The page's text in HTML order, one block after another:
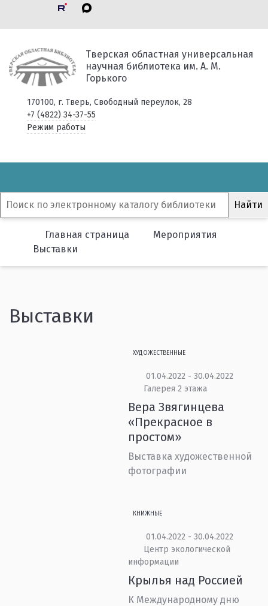
Тверская областная универсальная
научная библиотека им. А. М.
Горького
170100, г. Тверь, Свободный переулок, 28
+7 (4822) 34-37-55
Режим работы
Главная страница
Мероприятия
Выставки
Выставки
ХУДОЖЕСТВЕННЫЕ
01.04.2022 - 30.04.2022
Галерея 2 этажа
Вера Звягинцева
«Прекрасное в
простом»
Выставка художественной
фотографии
КНИЖНЫЕ
01.04.2022 - 30.04.2022
Центр экологической
информации
Крылья над Россией
К Международному дню